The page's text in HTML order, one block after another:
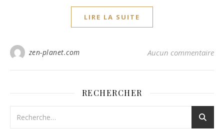
LIRE LA SUITE
zen-planet.com Aucun commentaire
RECHERCHER